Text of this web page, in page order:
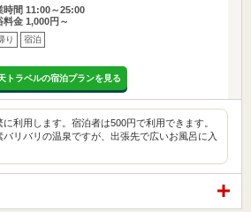
時間 11:00～25:00
料金 1,000円～
り 宿泊
トラベルの宿泊プランを見る
に利用します。宿泊者は500円で利用できます。
バリバリの温泉ですが、出張先で広いお風呂に入